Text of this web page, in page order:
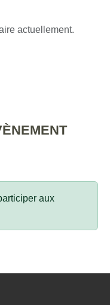
actuellement.
aux